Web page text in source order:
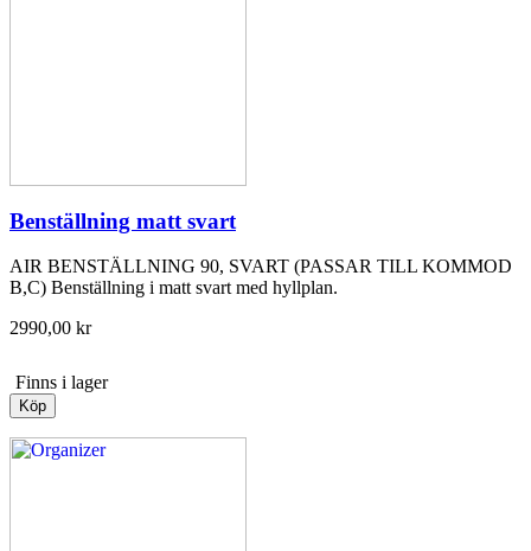
Benställning matt svart
AIR BENSTÄLLNING 90, SVART (PASSAR TILL KOMMOD
B,C) Benställning i matt svart med hyllplan.
2990,00 kr
Finns i lager
Köp